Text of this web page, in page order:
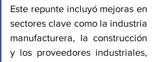
Este repunte incluyó mejoras en
sectores clave como la industria
manufacturera, la construcción
y los proveedores industriales,